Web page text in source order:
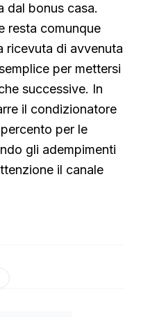
dal bonus casa.
resta comunque
ricevuta di avvenuta
per mettersi
successive. In
il condizionatore
per le
gli adempimenti
il canale